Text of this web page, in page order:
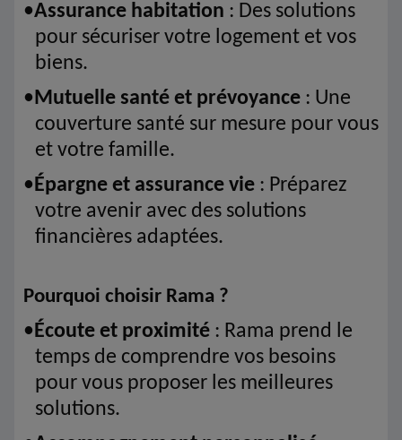
•Assurance habitation : Des solutions
pour sécuriser votre logement et vos
biens.
•Mutuelle santé et prévoyance : Une
couverture santé sur mesure pour vous
et votre famille.
•Épargne et assurance vie : Préparez
votre avenir avec des solutions
financières adaptées.
Pourquoi choisir Rama ?
•Écoute et proximité : Rama prend le
temps de comprendre vos besoins
pour vous proposer les meilleures
solutions.